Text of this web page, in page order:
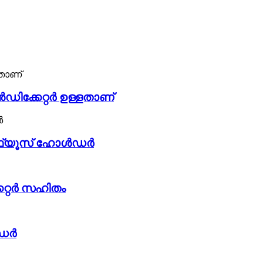
ഉള്ളതാണ്
ഫ്യൂസ് ഹോൾഡർ
സഹിതം